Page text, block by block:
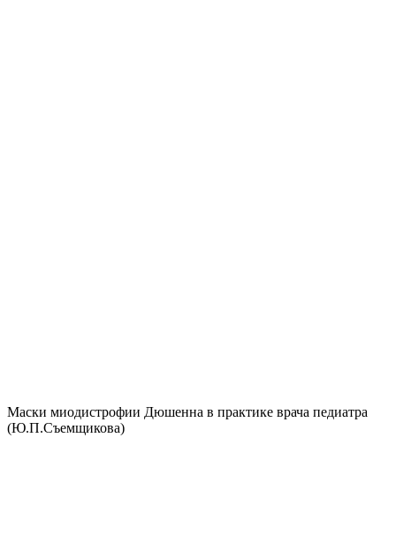
Маски миодистрофии Дюшенна в практике врача педиатра
(Ю.П.Съемщикова)